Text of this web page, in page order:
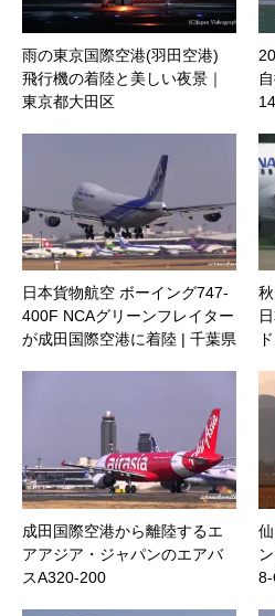
雨の東京国際空港(羽田空港)
飛行機の着陸と美しい夜景｜
東京都大田区
日本貨物航空 ボーイング747-
400F NCAグリーンフレイター
が成田国際空港に着陸 | 千葉県
成田国際空港から離陸するエ
アアジア・ジャパンのエアバ
スA320-200